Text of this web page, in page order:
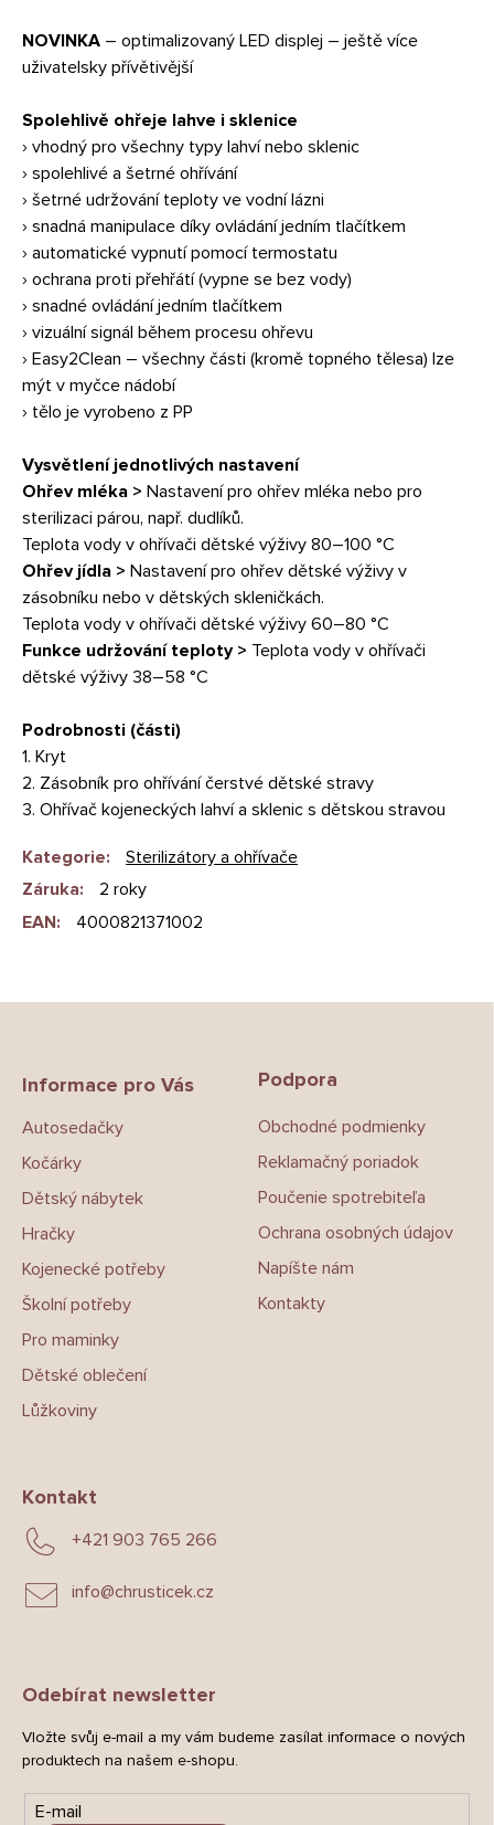
NOVINKA – optimalizovaný LED displej – ještě více
uživatelsky přívětivější
Spolehlivě ohřeje lahve i sklenice
› vhodný pro všechny typy lahví nebo sklenic
› spolehlivé a šetrné ohřívání
› šetrné udržování teploty ve vodní lázni
› snadná manipulace díky ovládání jedním tlačítkem
› automatické vypnutí pomocí termostatu
› ochrana proti přehřátí (vypne se bez vody)
› snadné ovládání jedním tlačítkem
› vizuální signál během procesu ohřevu
› Easy2Clean – všechny části (kromě topného tělesa) lze
mýt v myčce nádobí
› tělo je vyrobeno z PP
Vysvětlení jednotlivých nastavení
Ohřev mléka > Nastavení pro ohřev mléka nebo pro
sterilizaci párou, např. dudlíků.
Teplota vody v ohřívači dětské výživy 80–100 °C
Ohřev jídla > Nastavení pro ohřev dětské výživy v
zásobníku nebo v dětských skleničkách.
Teplota vody v ohřívači dětské výživy 60–80 °C
Funkce udržování teploty > Teplota vody v ohřívači
dětské výživy 38–58 °C
Podrobnosti (části)
1. Kryt
2. Zásobník pro ohřívání čerstvé dětské stravy
3. Ohřívač kojeneckých lahví a sklenic s dětskou stravou
Kategorie:
Sterilizátory a ohřívače
Záruka:
2 roky
EAN: 4000821371002
Informace pro Vás
Autosedačky
Kočárky
Dětský nábytek
Hračky
Kojenecké potřeby
Školní potřeby
Pro maminky
Dětské oblečení
Lůžkoviny
Podpora
Obchodné podmienky
Reklamačný poriadok
Poučenie spotrebiteľa
Ochrana osobných údajov
Napíšte nám
Kontakty
Kontakt
info@chrusticek.cz
+421 903 765 266
Odebírat newsletter
Vložte svůj e-mail a my vám budeme zasílat informace o nových
produktech na našem e-shopu.
E-mail